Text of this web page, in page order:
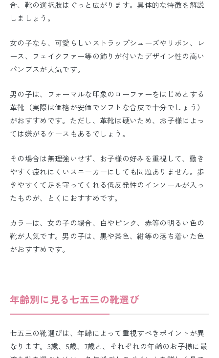
合、靴の選択肢はぐっと広がります。具体的な特徴を解説
しましょう。
女の子なら、可愛らしいストラップシューズやリボン、レ
ース、フェイクファー等の飾りが付いたデザイン性の高い
パンプスが人気です。
男の子は、フォーマルな印象のローファーをはじめとする
革靴（実際は価格が安価でソフトな合皮で十分でしょう）
がおすすめです。ただし、革靴は硬いため、お子様によっ
ては嫌がるケースもあるでしょう。
その場合は無理強いせず、お子様の好みを重視して、動き
やすく疲れにくいスニーカーにしても問題ありません。歩
きやすくて足を守ってくれる低反発性のインソールが入っ
たものが、とくにおすすめです。
カラーは、女の子の場合、白やピンク、赤等の明るい色の
靴が人気です。男の子は、黒や茶色、紺等の落ち着いた色
がおすすめです。
年齢別に見る七五三の靴選び
七五三の靴選びは、年齢によって重視すべきポイントが異
なります。3歳、5歳、7歳と、それぞれの年齢のお子様に最